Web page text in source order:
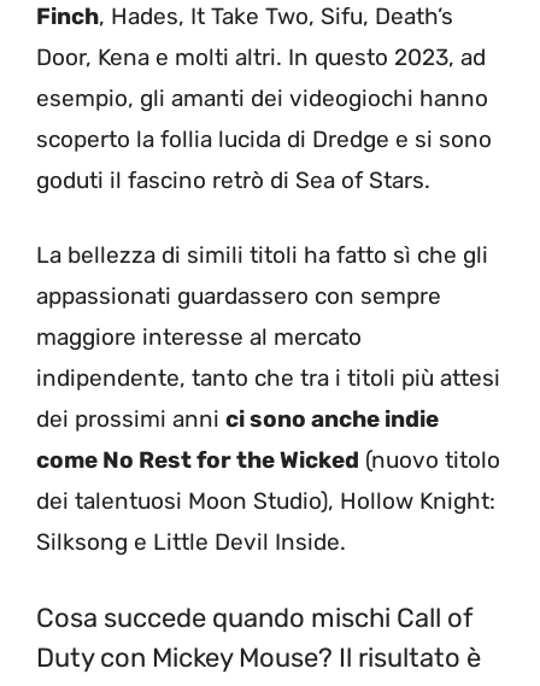
Finch, Hades, It Take Two, Sifu, Death’s
Door, Kena e molti altri. In questo 2023, ad
esempio, gli amanti dei videogiochi hanno
scoperto la follia lucida di Dredge e si sono
goduti il fascino retrò di Sea of Stars.
La bellezza di simili titoli ha fatto sì che gli
appassionati guardassero con sempre
maggiore interesse al mercato
indipendente, tanto che tra i titoli più attesi
dei prossimi anni ci sono anche indie
come No Rest for the Wicked (nuovo titolo
dei talentuosi Moon Studio), Hollow Knight:
Silksong e Little Devil Inside.
Cosa succede quando mischi Call of
Duty con Mickey Mouse? Il risultato è